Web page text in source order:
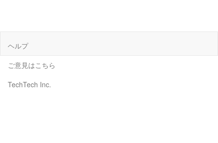
ヘルプ
ご意見はこちら
TechTech Inc.